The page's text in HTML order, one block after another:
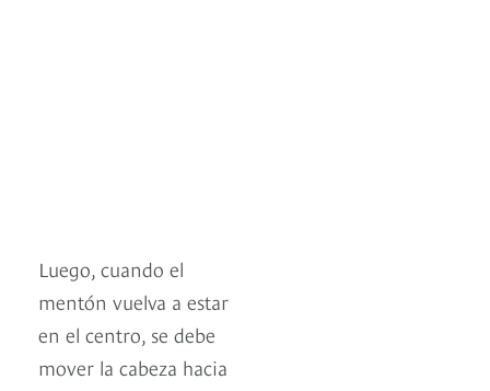
Luego, cuando el
mentón vuelva a estar
en el centro, se debe
mover la cabeza hacia